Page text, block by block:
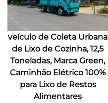
veículo de Coleta Urbana
de Lixo de Cozinha, 12,5
Toneladas, Marca Green,
Caminhão Elétrico 100%
para Lixo de Restos
Alimentares